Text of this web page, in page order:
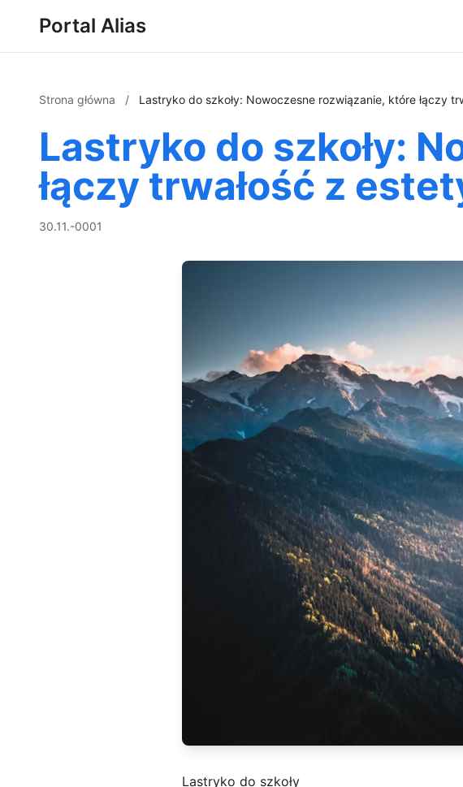
Portal Alias
Strona główna / Lastryko do szkoły: Nowoczesne rozwiązanie, które łączy
Lastryko do szkoły:
łączy trwałość z
30.11.-0001
Lastryko do szkoły